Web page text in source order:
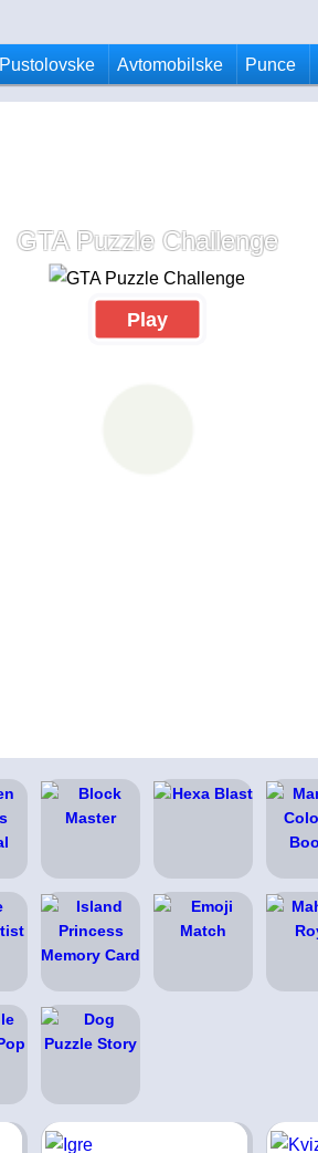
Pustolovske Avtomobilske Punce
GTA Puzzle Challenge
Play